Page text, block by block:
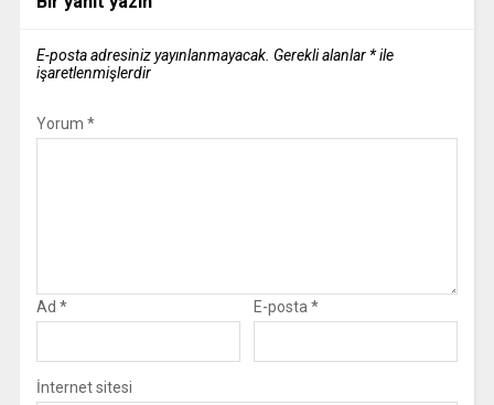
E-posta adresiniz yayınlanmayacak. Gerekli alanlar *ile
işaretlenmişlerdir
Yorum *
Ad * E-posta *
İnternet sitesi